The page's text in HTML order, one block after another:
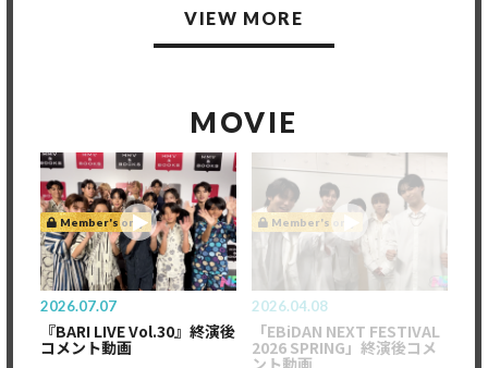
VIEW MORE
MOVIE
Member's only
2026.07.07
『BARI LIVE Vol.30』終演後
コメント動画
Member's only
2026.04.08
「EBiDAN NEXT FESTIVAL
2026 SPRING」終演後コメ